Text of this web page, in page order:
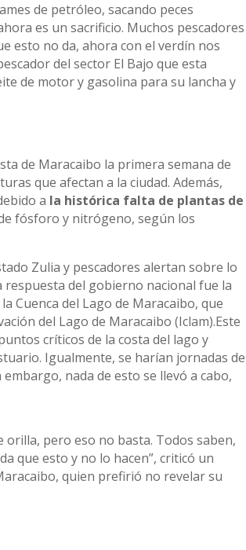
de petróleo, sacando peces
es un sacrificio. Muchos pescadores
esto no da, ahora con el verdín nos
del sector El Bajo que esta
de motor y gasolina para su lancha y
de Maracaibo la primera semana de
que afectan a la ciudad. Además,
a la histórica falta de plantas de
fósforo y nitrógeno, según los
Zulia y pescadores alertan sobre lo
del gobierno nacional fue la
Cuenca del Lago de Maracaibo, que
del Lago de Maracaibo (Iclam).Este
críticos de la costa del lago y
Igualmente, se harían jornadas de
nada de esto se llevó a cabo,
orilla, pero eso no basta. Todos saben,
que esto y no lo hacen”, criticó un
quien prefirió no revelar su